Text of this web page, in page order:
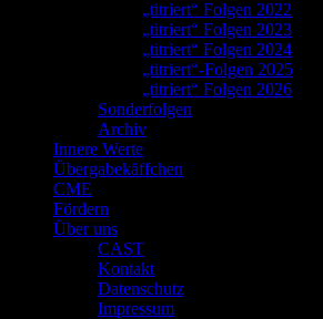
„titriert“ Folgen 2022
„titriert“ Folgen 2023
„titriert“ Folgen 2024
„titriert“-Folgen 2025
„titriert“ Folgen 2026
Sonderfolgen
Archiv
Innere Werte
Übergabekäffchen
CME
Fördern
Über uns
CAST
Kontakt
Datenschutz
Impressum